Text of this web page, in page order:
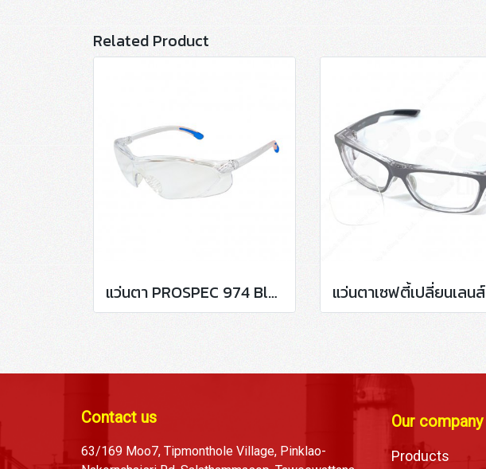
Related Product
แว่นตา PROSPEC 974 Blue AF
Contact us
63/169 Moo7, Tipmonthole Village, Pinklao-
Our company
Products